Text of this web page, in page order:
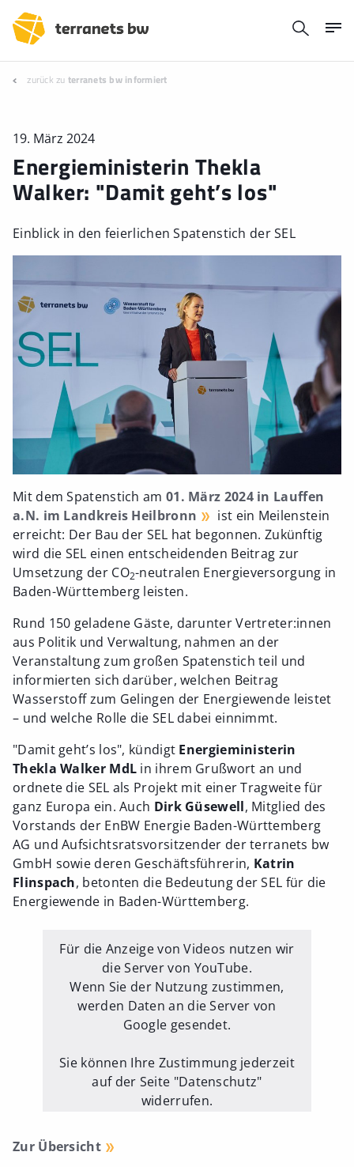
zurück zu terranets bw informiert
19. März 2024
Energieministerin Thekla
Walker: "Damit geht’s los"
Einblick in den feierlichen Spatenstich der SEL
Mit dem Spatenstich am 01. März 2024 in Lauffen
a.N. im Landkreis Heilbronn
ist ein Meilenstein
erreicht: Der Bau der SEL hat begonnen. Zukünftig
wird die SEL einen entscheidenden Beitrag zur
Umsetzung der CO2-neutralen Energieversorgung in
Baden-Württemberg leisten.
Rund 150 geladene Gäste, darunter Vertreter:innen
aus Politik und Verwaltung, nahmen an der
Veranstaltung zum großen Spatenstich teil und
informierten sich darüber, welchen Beitrag
Wasserstoff zum Gelingen der Energiewende leistet
– und welche Rolle die SEL dabei einnimmt.
"Damit geht’s los", kündigt Energieministerin
Thekla Walker MdL in ihrem Grußwort an und
ordnete die SEL als Projekt mit einer Tragweite für
ganz Europa ein. Auch Dirk Güsewell, Mitglied des
Vorstands der EnBW Energie Baden-Württemberg
AG und Aufsichtsratsvorsitzender der terranets bw
GmbH sowie deren Geschäftsführerin, Katrin
Flinspach, betonten die Bedeutung der SEL für die
Energiewende in Baden-Württemberg.
Für die Anzeige von Videos nutzen wir
die Server von YouTube.
Wenn Sie der Nutzung zustimmen,
werden Daten an die Server von
Google gesendet.
Sie können Ihre Zustimmung jederzeit
auf der Seite "Datenschutz"
widerrufen.
Zur Übersicht